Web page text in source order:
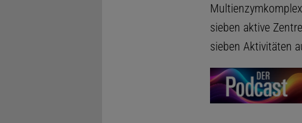
sieben aktive
sieben Aktivitäten